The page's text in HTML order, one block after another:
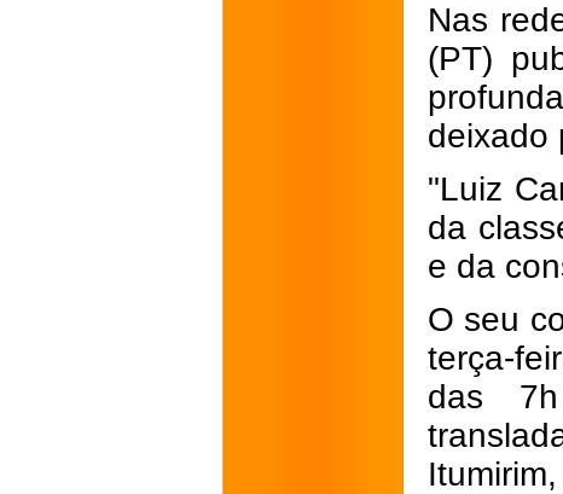
Nas
(PT)
deixado
"Luiz
da
e da
O seu
terça-
das